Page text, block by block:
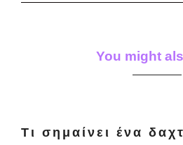
You might
Τι σημαίνει ένα